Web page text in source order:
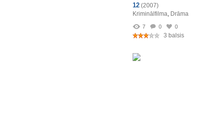
12 (2007)
Kriminālfilma, Drāma
7 0 0
3 balsis